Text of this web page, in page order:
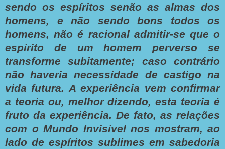
sendo os espíritos senão as almas dos
homens, e não sendo bons todos os
homens, não é racional admitir-se que o
espírito de um homem perverso se
transforme subitamente; caso contrário
não haveria necessidade de castigo na
vida futura. A experiência vem confirmar
a teoria ou, melhor dizendo, esta teoria é
fruto da experiência. De fato, as relações
com o Mundo Invisível nos mostram, ao
lado de espíritos sublimes em sabedoria